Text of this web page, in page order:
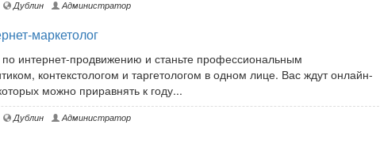
Дублин Администратор
маркетолог
интернет-продвижению и станьте профессиональным
контекстологом и таргетологом в одном лице. Вас ждут онлайн-
можно приравнять к году...
Дублин Администратор